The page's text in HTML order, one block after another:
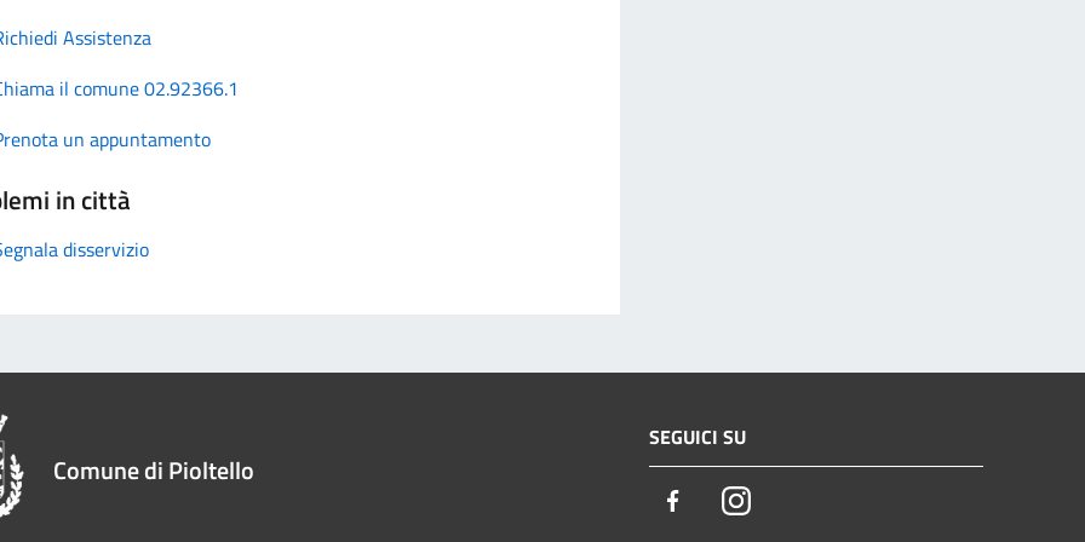
Assistenza
il comune 02.92366.1
un appuntamento
in città
disservizio
Comune di Pioltello
SEGUICI SU
FacebookInstagram